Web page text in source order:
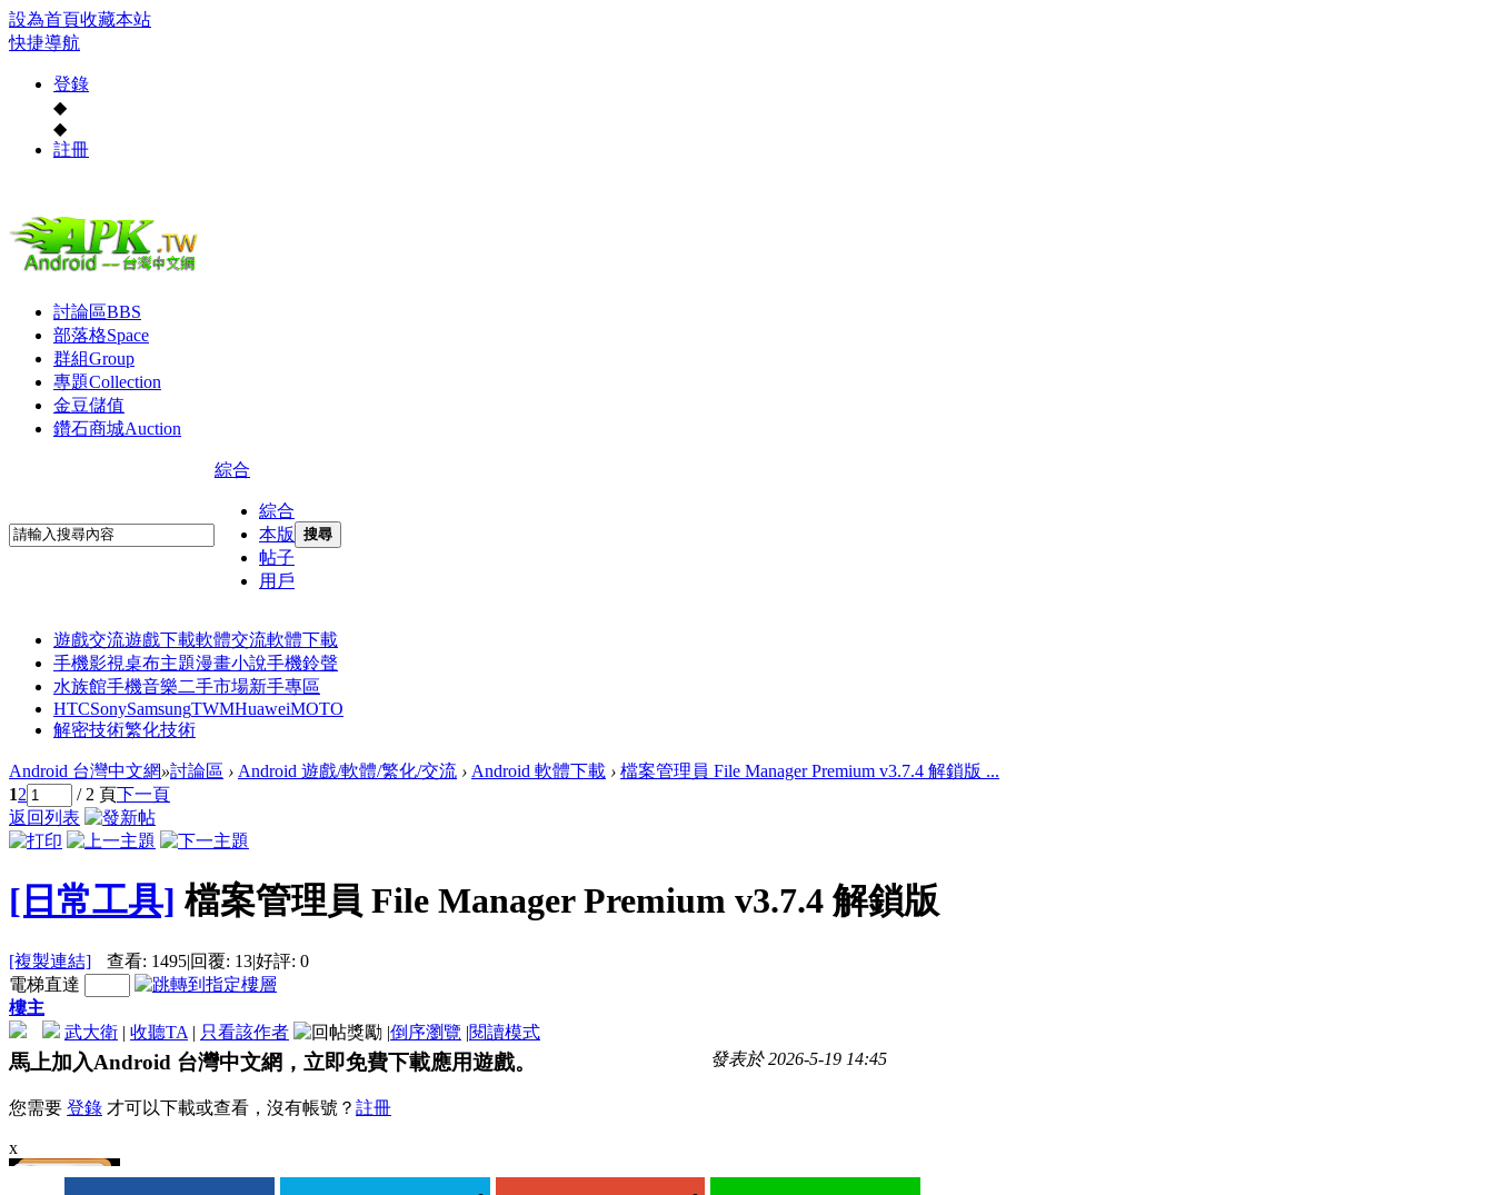
設為首頁收藏本站
快捷導航
登錄
◆
◆
註冊
討論區BBS
部落格Space
群組Group
專題Collection
金豆儲值
鑽石商城Auction
綜合
綜合
本版
帖子
用戶
搜尋
遊戲交流遊戲下載軟體交流軟體下載
手機影視桌布主題漫畫小說手機鈴聲
水族館手機音樂二手市場新手專區
HTCSonySamsungTWMHuaweiMOTO
解密技術繁化技術
Android 台灣中文網»討論區 › Android 遊戲/軟體/繁化/交流 › Android 軟體下載 › 檔案管理員 File Manager Premium v3.7.4 解鎖版 ...
12 / 2 頁下一頁
返回列表
[日常工具] 檔案管理員 File Manager Premium v3.7.4 解鎖版
[複製連結] 查看: 1495|回覆: 13|好評: 0
電梯直達
樓主
武大衛 | 收聽TA | 只看該作者 |倒序瀏覽 |閱讀模式
發表於 2026-5-19 14:45
馬上加入Android 台灣中文網，立即免費下載應用遊戲。
您需要 登錄 才可以下載或查看，沒有帳號？ 註冊
x